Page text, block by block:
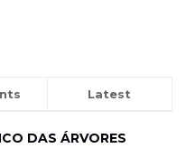
Latest
DAS ÁRVORES